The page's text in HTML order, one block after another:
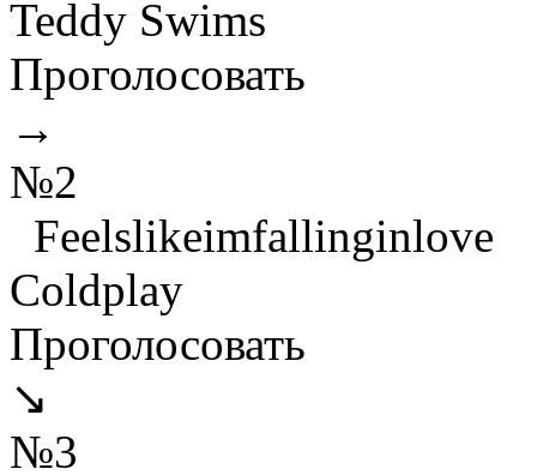
Teddy Swims
Проголосовать
→
№2
Feelslikeimfallinginlove
Coldplay
Проголосовать
↘
№3